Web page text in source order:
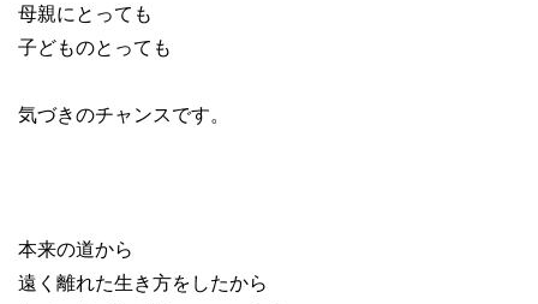
母親にとっても
子どものとっても
気づきのチャンスです。
本来の道から
遠く離れた生き方をしたから